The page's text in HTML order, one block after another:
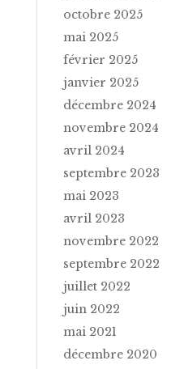
octobre 2025
mai 2025
février 2025
janvier 2025
décembre 2024
novembre 2024
avril 2024
septembre 2023
mai 2023
avril 2023
novembre 2022
septembre 2022
juillet 2022
juin 2022
mai 2021
décembre 2020